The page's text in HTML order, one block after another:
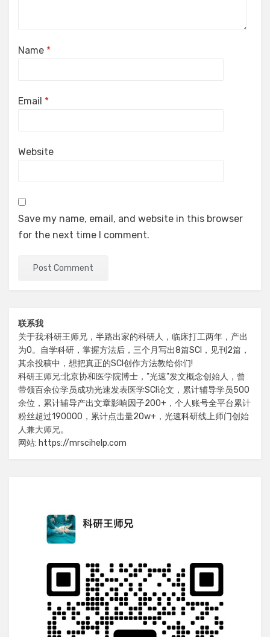
Name *
Email *
Website
Save my name, email, and website in this browser
for the next time I comment.
联系我
关于我:科研王师兄，半路出家的科研人，临床打工两年，产出
为0。自学科研，掌握方法后，三个月写出8篇SCI，见刊2篇，
其余投稿中，想把真正的SCI创作方法教给你们!
科研王师兄:北京协和医学院博士，"光速"发文概念创始人，曾
带领百余位学员成功光速发表医学SCI论文，累计辅导学员500
余位，累计辅导产出文章影响因子200+，个人账号全平台累计
粉丝超过190000，累计点击量20w+，光速科研线上师门创始
人兼大师兄。
网站: https://mrscihelp.com